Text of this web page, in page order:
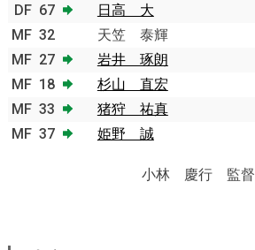
DF 67 日高 大
MF 32
天笠 泰輝
MF 27 岩井 琢朗
MF 18 杉山 直宏
MF 33 猪狩 祐真
MF 37 姫野 誠
小林 慶行 監督